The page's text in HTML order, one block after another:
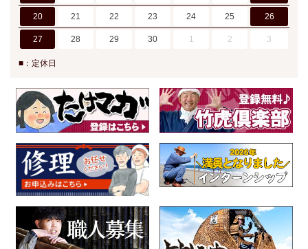
20 21 22 23 24 25 26
27 28 29 30 1 2 3
■：定休日